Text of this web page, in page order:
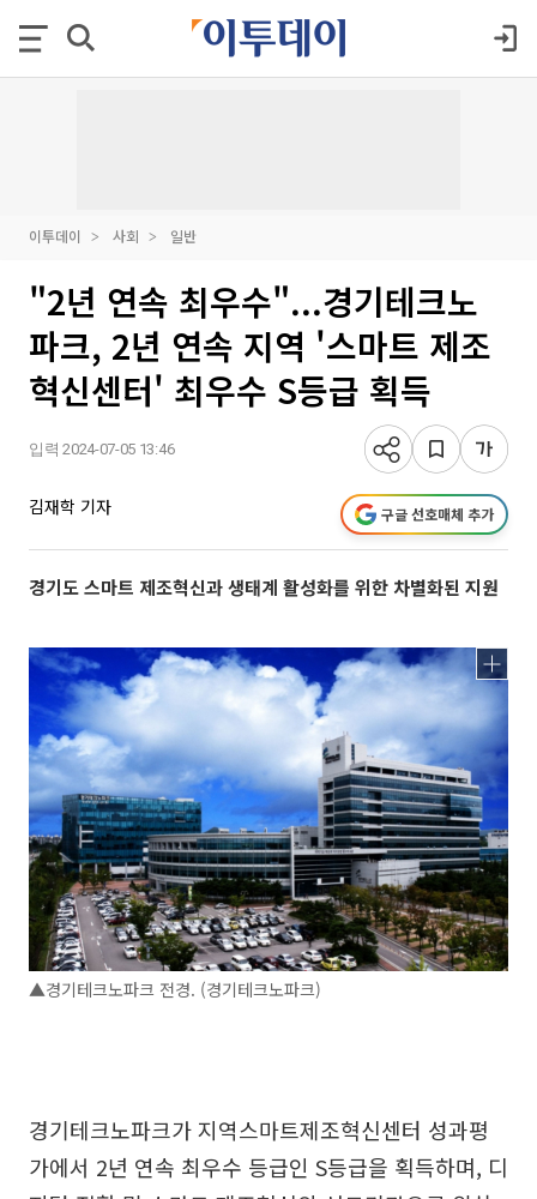
이투데이 사회 일반
"2년 연속 최우수"...경기테크노
파크, 2년 연속 지역 '스마트 제조
혁신센터' 최우수 S등급 획득
입력 2024-07-05 13:46
김재학 기자 구글 선호매체 추가
경기도 스마트 제조혁신과 생태계 활성화를 위한 차별화된 지원
▲경기테크노파크 전경. (경기테크노파크)
경기테크노파크가 지역스마트제조혁신센터 성과평
가에서 2년 연속 최우수 등급인 S등급을 획득하며, 디